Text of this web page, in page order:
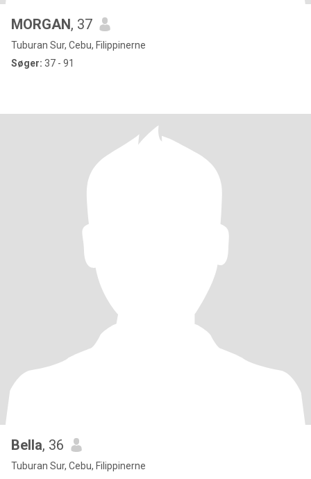
MORGAN, 37
Tuburan Sur, Cebu, Filippinerne
Søger: 37 - 91
Bella, 36
Tuburan Sur, Cebu, Filippinerne